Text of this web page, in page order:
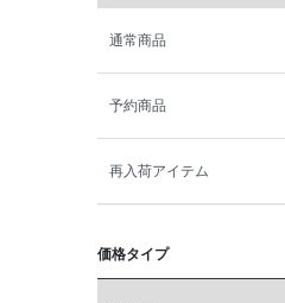
通常商品
予約商品
再入荷アイテム
価格タイプ